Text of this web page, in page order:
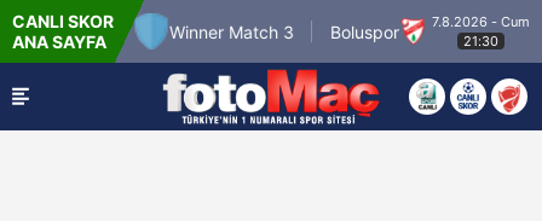
CANLI SKOR
ANA SAYFA
- Per
22:00
Winner Match 3 Boluspor
7.8.2026 - Cum
21:30